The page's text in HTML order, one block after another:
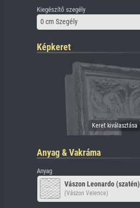
Kiegészítő szegély
0 cm Szegély
Képkeret
Anyag & Vakráma
Anyag
Vászon Leonardo (szatén)
(Vászon Velence)